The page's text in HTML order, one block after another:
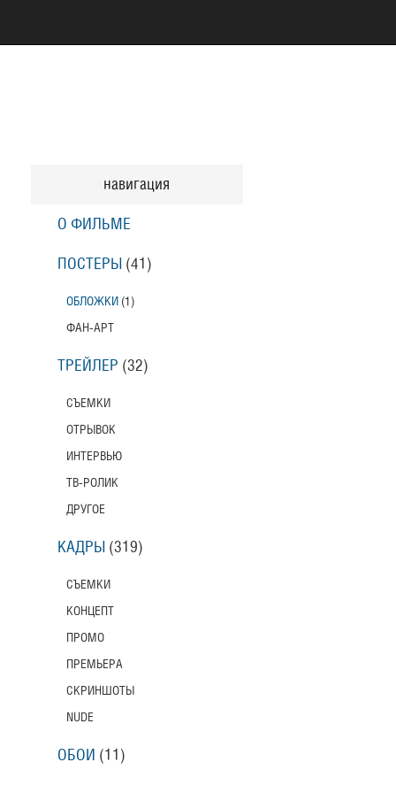
навигация
О ФИЛЬМЕ
ПОСТЕРЫ (41)
ОБЛОЖКИ (1)
ФАН-АРТ
ТРЕЙЛЕР (32)
СЪЕМКИ
ОТРЫВОК
ИНТЕРВЬЮ
ТВ-РОЛИК
ДРУГОЕ
КАДРЫ (319)
СЪЕМКИ
КОНЦЕПТ
ПРОМО
ПРЕМЬЕРА
СКРИНШОТЫ
NUDE
ОБОИ (11)